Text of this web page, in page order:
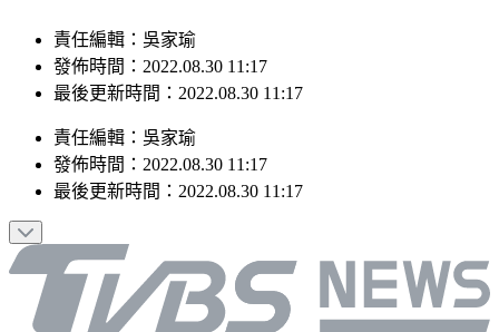
責任編輯：吳家瑜
發佈時間：2022.08.30 11:17
最後更新時間：2022.08.30 11:17
責任編輯 ： 吳家瑜
發佈時間： 2022.08.30 11:17
最後更新時間： 2022.08.30 11:17